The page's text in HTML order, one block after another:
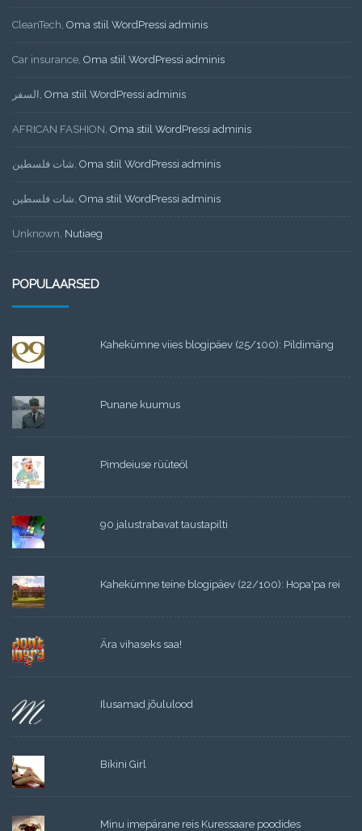
CleanTech, Oma stiil WordPressi adminis
Car insurance, Oma stiil WordPressi adminis
السفر , Oma stiil WordPressi adminis
AFRICAN FASHION, Oma stiil WordPressi adminis
شات فلسطين, Oma stiil WordPressi adminis
شات فلسطين, Oma stiil WordPressi adminis
Unknown, Nutiaeg
POPULAARSED
Kahekümne viies blogipäev (25/100): Pildimäng
Punane kuumus
Pimdeiuse rüüteöl
90 jalustrabavat taustapilti
Kahekümne teine blogipäev (22/100): Hopa'pa rei
Ära vihaseks saa!
Ilusamad jõululood
Bikini Girl
Minu imepärane reis Kuressaare poodides